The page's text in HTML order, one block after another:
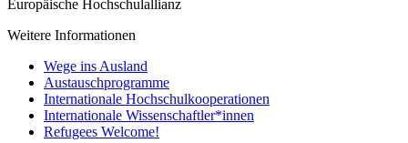
Europäische Hochschulallianz
Weitere Informationen
Wege ins Ausland
Austauschprogramme
Internationale Hochschulkooperationen
Internationale Wissenschaftler*innen
Refugees Welcome!